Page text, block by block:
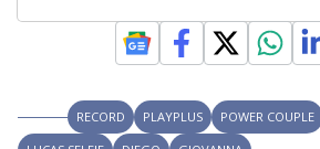
RECORD PLAYPLUS POWER COUPLE